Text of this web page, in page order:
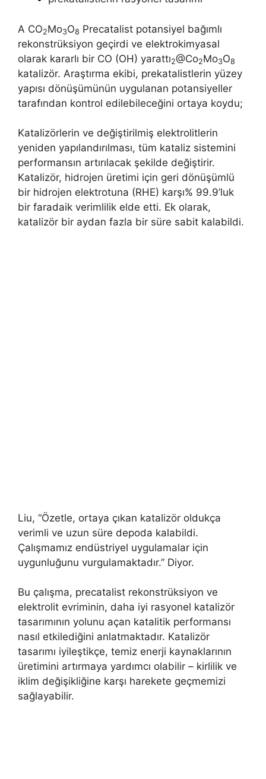
A CO2Mo3O8 Precatalist potansiyel bağımlı
rekonstrüksiyon geçirdi ve elektrokimyasal
olarak kararlı bir CO (OH) yarattı2@Co2Mo3O8
katalizör. Araştırma ekibi, prekatalistlerin yüzey
yapısı dönüşümünün uygulanan potansiyeller
tarafından kontrol edilebileceğini ortaya koydu;
Katalizörlerin ve değiştirilmiş elektrolitlerin
yeniden yapılandırılması, tüm kataliz sistemini
performansın artırılacak şekilde değiştirir.
Katalizör, hidrojen üretimi için geri dönüşümlü
bir hidrojen elektrotuna (RHE) karşı% 99.9’luk
bir faradaik verimlilik elde etti. Ek olarak,
katalizör bir aydan fazla bir süre sabit kalabildi.
Liu, “Özetle, ortaya çıkan katalizör oldukça
verimli ve uzun süre depoda kalabildi.
Çalışmamız endüstriyel uygulamalar için
uygunluğunu vurgulamaktadır.” Diyor.
Bu çalışma, precatalist rekonstrüksiyon ve
elektrolit evriminin, daha iyi rasyonel katalizör
tasarımının yolunu açan katalitik performansı
nasıl etkilediğini anlatmaktadır. Katalizör
tasarımı iyileştikçe, temiz enerji kaynaklarının
üretimini artırmaya yardımcı olabilir – kirlilik ve
iklim değişikliğine karşı harekete geçmemizi
sağlayabilir.